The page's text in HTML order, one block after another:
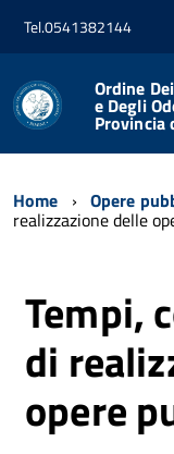
Tel.0541382144
Ordine
e Degli
Provincia
Home Opere
realizzazione delle
Tempi,
di
opere